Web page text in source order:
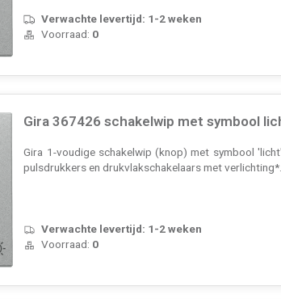
Verwachte levertijd: 1-2 weken
Voorraad: 0
Gira 367426 schakelwip met symbool
Gira 1-voudige schakelwip (knop) met symbool
pulsdrukkers en drukvlakschakelaars met verlichting*.
Verwachte levertijd: 1-2 weken
Voorraad: 0